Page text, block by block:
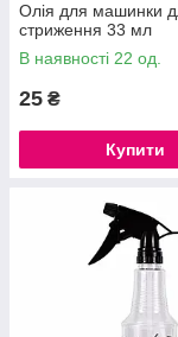
Олія для машинки
стриження 33 мл
В наявності 22 од.
25 ₴
Купити